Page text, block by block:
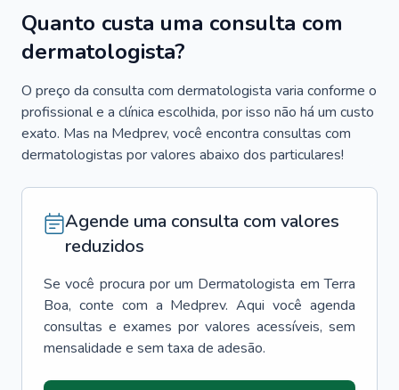
Quanto custa uma consulta com
dermatologista?
O preço da consulta com dermatologista varia conforme o
profissional e a clínica escolhida, por isso não há um custo
exato. Mas na Medprev, você encontra consultas com
dermatologistas por valores abaixo dos particulares!
Agende uma consulta com valores
reduzidos
Se você procura por um Dermatologista em Terra
Boa, conte com a Medprev. Aqui você agenda
consultas e exames por valores acessíveis, sem
mensalidade e sem taxa de adesão.